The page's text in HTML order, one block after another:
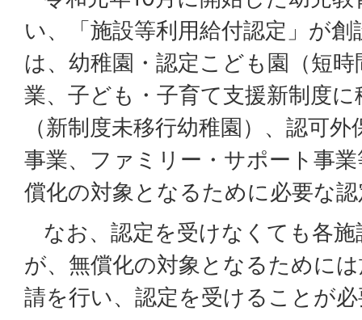
い、「施設等利用給付認定」が
は、幼稚園・認定こども園（短
業、子ども・子育て支援新制度
（新制度未移行幼稚園）、認可
事業、ファミリー・サポート事
償化の対象となるために必要な
なお、認定を受けなくても各
が、無償化の対象となるために
請を行い、認定を受けることが